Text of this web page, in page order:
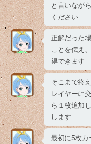
と言いなが
ください
正解だった
ことを伝え
得できます
そこまで終
レイヤーに
ら１枚追加
します
最初に5枚カ